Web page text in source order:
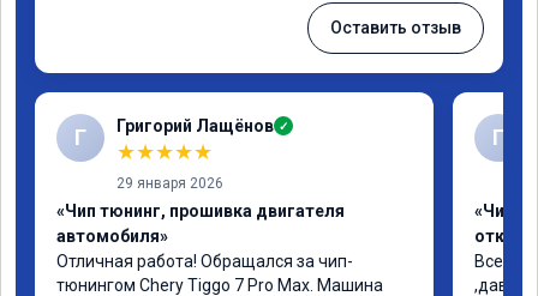
Оставить отзыв
Г Григорий Лащёнов ✓
★★★★★
29 января 2026
«Чип тюнинг, прошивка двигателя
автомобиля»
Отличная работа! Обращался за чип-
тюнингом Chery Tiggo 7 Pro Max. Машина
Г
«Чип
Всем
,давно